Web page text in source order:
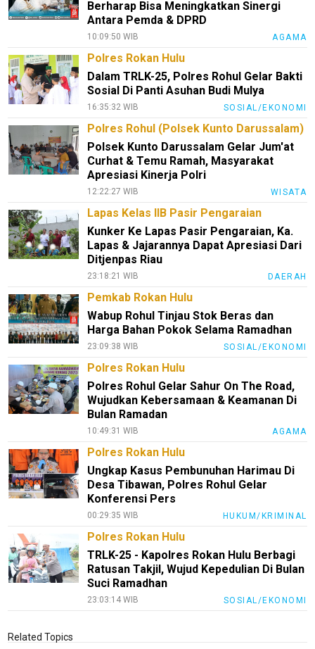
Berharap Bisa Meningkatkan Sinergi
Antara Pemda & DPRD
10:09:50 WIB AGAMA
Polres Rokan Hulu
Dalam TRLK-25, Polres Rohul Gelar Bakti
Sosial Di Panti Asuhan Budi Mulya
16:35:32 WIB SOSIAL/EKONOMI
Polres Rohul (Polsek Kunto Darussalam)
Polsek Kunto Darussalam Gelar Jum'at
Curhat & Temu Ramah, Masyarakat
Apresiasi Kinerja Polri
12:22:27 WIB WISATA
Lapas Kelas IIB Pasir Pengaraian
Kunker Ke Lapas Pasir Pengaraian, Ka.
Lapas & Jajarannya Dapat Apresiasi Dari
Ditjenpas Riau
23:18:21 WIB DAERAH
Pemkab Rokan Hulu
Wabup Rohul Tinjau Stok Beras dan
Harga Bahan Pokok Selama Ramadhan
23:09:38 WIB SOSIAL/EKONOMI
Polres Rokan Hulu
Polres Rohul Gelar Sahur On The Road,
Wujudkan Kebersamaan & Keamanan Di
Bulan Ramadan
10:49:31 WIB AGAMA
Polres Rokan Hulu
Ungkap Kasus Pembunuhan Harimau Di
Desa Tibawan, Polres Rohul Gelar
Konferensi Pers
00:29:35 WIB HUKUM/KRIMINAL
Polres Rokan Hulu
TRLK-25 - Kapolres Rokan Hulu Berbagi
Ratusan Takjil, Wujud Kepedulian Di Bulan
Suci Ramadhan
23:03:14 WIB SOSIAL/EKONOMI
Related Topics